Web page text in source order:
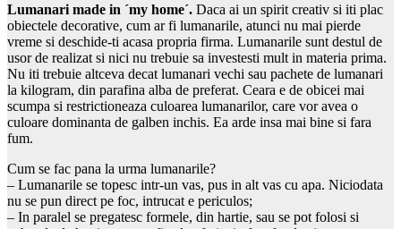
Lumanari made in ´my home´. Daca ai un spirit creativ si iti plac
obiectele decorative, cum ar fi lumanarile, atunci nu mai pierde
vreme si deschide-ti acasa propria firma. Lumanarile sunt destul de
usor de realizat si nici nu trebuie sa investesti mult in materia prima.
Nu iti trebuie altceva decat lumanari vechi sau pachete de lumanari
la kilogram, din parafina alba de preferat. Ceara e de obicei mai
scumpa si restrictioneaza culoarea lumanarilor, care vor avea o
culoare dominanta de galben inchis. Ea arde insa mai bine si fara
fum.
Cum se fac pana la urma lumanarile?
– Lumanarile se topesc intr-un vas, pus in alt vas cu apa. Niciodata
nu se pun direct pe foc, intrucat e periculos;
– In paralel se pregatesc formele, din hartie, sau se pot folosi si